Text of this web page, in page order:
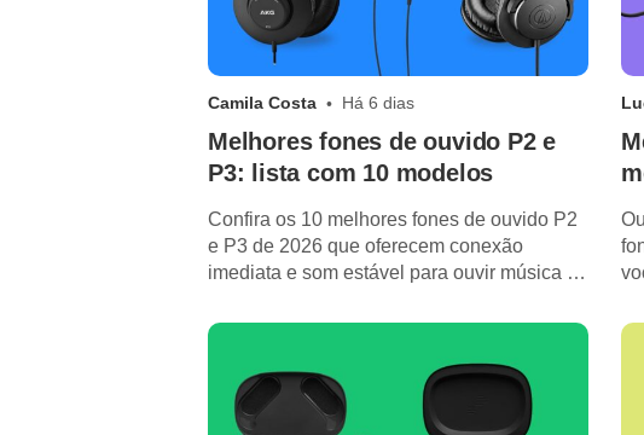
Camila Costa Há 6 dias
Melhores fones de ouvido P2 e
P3: lista com 10 modelos
Confira os 10 melhores fones de ouvido P2
e P3 de 2026 que oferecem conexão
imediata e som estável para ouvir música e